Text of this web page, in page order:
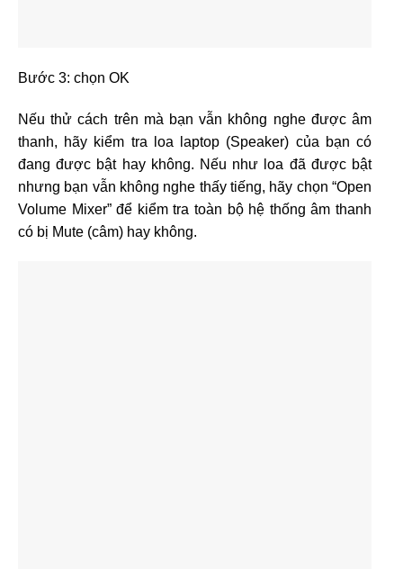
Bước 3: chọn OK
Nếu thử cách trên mà bạn vẫn không nghe được âm
thanh, hãy kiểm tra loa laptop (Speaker) của bạn có
đang được bật hay không. Nếu như loa đã được bật
nhưng bạn vẫn không nghe thấy tiếng, hãy chọn “Open
Volume Mixer” để kiểm tra toàn bộ hệ thống âm thanh
có bị Mute (câm) hay không.